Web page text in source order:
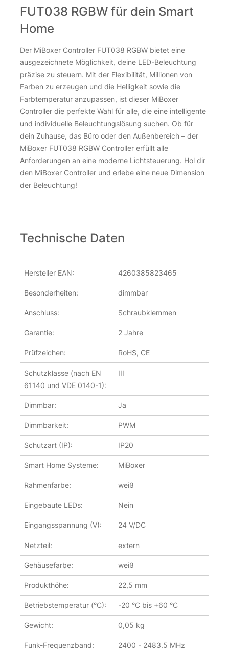
FUT038 RGBW für dein Smart
Home
Der MiBoxer Controller FUT038 RGBW bietet eine
ausgezeichnete Möglichkeit, deine LED-Beleuchtung
präzise zu steuern. Mit der Flexibilität, Millionen von
Farben zu erzeugen und die Helligkeit sowie die
Farbtemperatur anzupassen, ist dieser MiBoxer
Controller die perfekte Wahl für alle, die eine intelligente
und individuelle Beleuchtungslösung suchen. Ob für
dein Zuhause, das Büro oder den Außenbereich – der
MiBoxer FUT038 RGBW Controller erfüllt alle
Anforderungen an eine moderne Lichtsteuerung. Hol dir
den MiBoxer Controller und erlebe eine neue Dimension
der Beleuchtung!
Technische Daten
Hersteller EAN: 4260385823465
Besonderheiten: dimmbar
Anschluss: Schraubklemmen
Garantie: 2 Jahre
Prüfzeichen: RoHS, CE
Schutzklasse (nach EN
61140 und VDE 0140-1):
III
Dimmbar: Ja
Dimmbarkeit: PWM
Schutzart (IP): IP20
Smart Home Systeme: MiBoxer
Rahmenfarbe: weiß
Eingebaute LEDs: Nein
Eingangsspannung (V): 24 V/DC
Netzteil: extern
Gehäusefarbe: weiß
Produkthöhe: 22,5 mm
Betriebstemperatur (°C): -20 °C bis +60 °C
Gewicht: 0,05 kg
Funk-Frequenzband: 2400 - 2483.5 MHz